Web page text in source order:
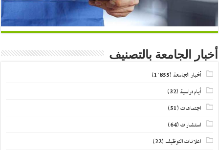
أخبار الجامعة بالتصنيف
أخبار الجامعة (1٬855)
أيام دراسية (32)
اجتماعات(51)
استشارات(64)
اعلانات التوظيف (22)